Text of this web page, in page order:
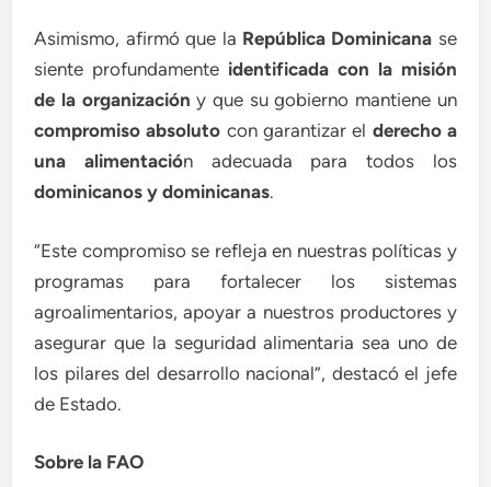
Asimismo, afirmó que la República Dominicana se
siente profundamente identificada con la misión
de la organización y que su gobierno mantiene un
compromiso absoluto con garantizar el derecho a
una alimentación adecuada para todos los
dominicanos y dominicanas.
“Este compromiso se refleja en nuestras políticas y
programas para fortalecer los sistemas
agroalimentarios, apoyar a nuestros productores y
asegurar que la seguridad alimentaria sea uno de
los pilares del desarrollo nacional”, destacó el jefe
de Estado.
Sobre la FAO